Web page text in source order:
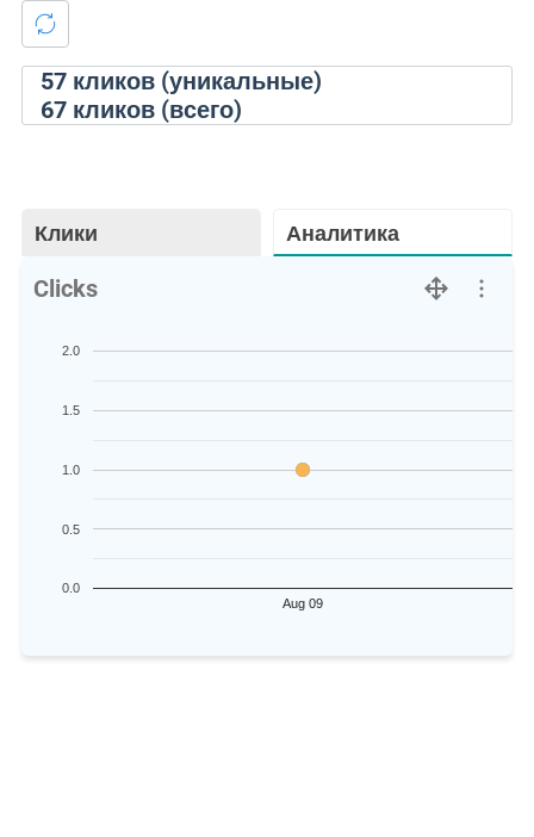
57кликов (уникальные)
67кликов (всего)
Клики Аналитика
Clicks
Aug 09
0.0
0.5
1.0
1.5
2.0